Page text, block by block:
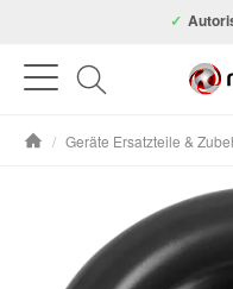
/ Geräte Ersatzteile &